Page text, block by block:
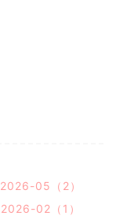
2026-05（2）
2026-02（1）